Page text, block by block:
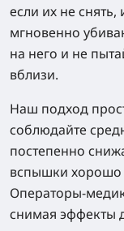
если их не
мгновенно
на него и не
вблизи.
Наш подход
соблюдайте
постепенно
вспышки хорошо
Операторы-
снимая эффекты